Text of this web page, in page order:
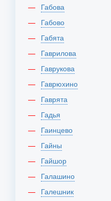
Габова
Габово
Габята
Гаврилова
Гаврукова
Гаврюхино
Гаврята
Гадья
Гаинцево
Гайны
Гайшор
Галашино
Галешник